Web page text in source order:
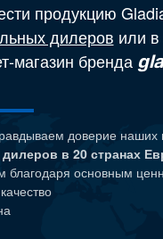
продукцию
дилеров или
магазин бренда
доверие наших
дилеров в 20 странах
благодаря основным